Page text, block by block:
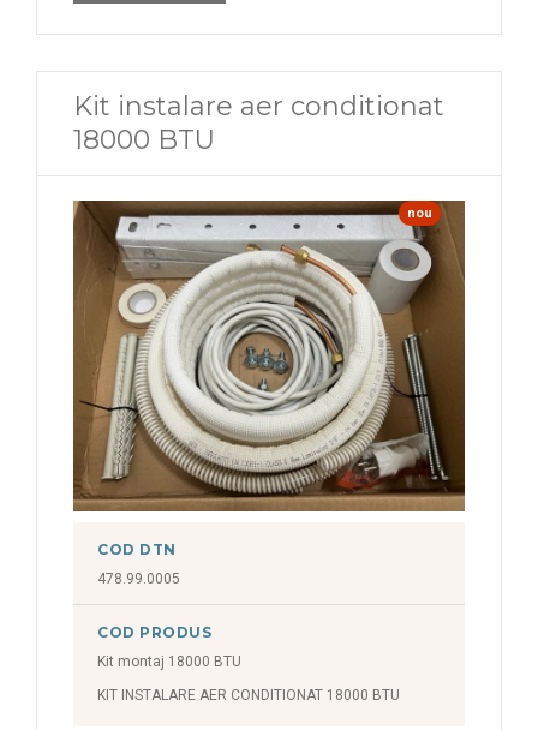
Kit instalare aer conditionat
18000 BTU
nou
COD DTN
478.99.0005
COD PRODUS
Kit montaj 18000 BTU
KIT INSTALARE AER CONDITIONAT 18000 BTU